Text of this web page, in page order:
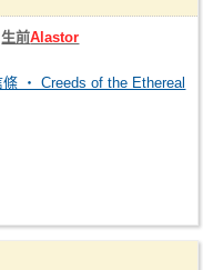
生前Alastor
條 ‧ Creeds of the Ethereal